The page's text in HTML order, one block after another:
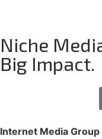
Niche
Big Impact.
Internet Media Group